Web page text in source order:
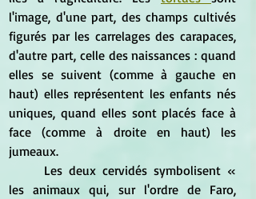
l'image, d'une part, des champs cultivés
figurés par les carrelages des carapaces,
d'autre part, celle des naissances : quand
elles se suivent (comme à gauche en
haut) elles représentent les enfants nés
uniques, quand elles sont placés face à
face (comme à droite en haut) les
jumeaux.
les animaux qui, sur l'ordre de Faro,